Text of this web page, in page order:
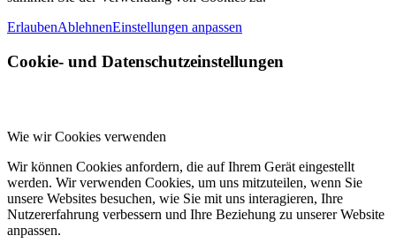
ErlaubenAblehnenEinstellungen anpassen
Cookie- und Datenschutzeinstellungen
Wie wir Cookies verwenden
Wir können Cookies anfordern, die auf Ihrem Gerät eingestellt
werden. Wir verwenden Cookies, um uns mitzuteilen, wenn Sie
unsere Websites besuchen, wie Sie mit uns interagieren, Ihre
Nutzererfahrung verbessern und Ihre Beziehung zu unserer Website
anpassen.